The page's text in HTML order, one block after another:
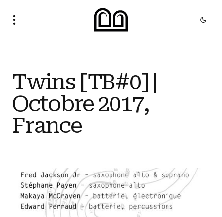
Twins [TB#0] |
Octobre 2017,
France